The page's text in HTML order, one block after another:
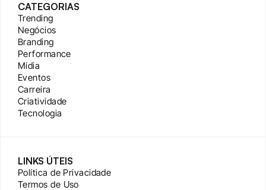
CATEGORIAS
Trending
Negócios
Branding
Performance
Mídia
Eventos
Carreira
Criatividade
Tecnologia
LINKS ÚTEIS
Política de Privacidade
Termos de Uso